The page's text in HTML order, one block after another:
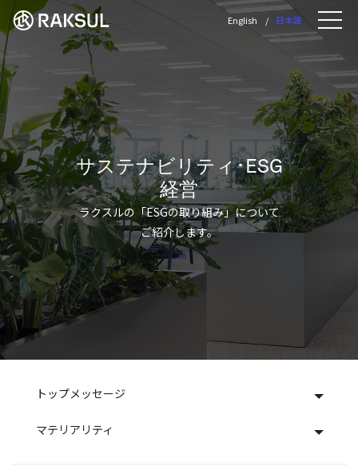
ラクスル株式会社 | ラクスル株式会社の公
English 日本語
サステナビリティ･ESG
経営
ラクスルの「ESGの取り組み」について
ご紹介します。
トップメッセージ
マテリアリティ